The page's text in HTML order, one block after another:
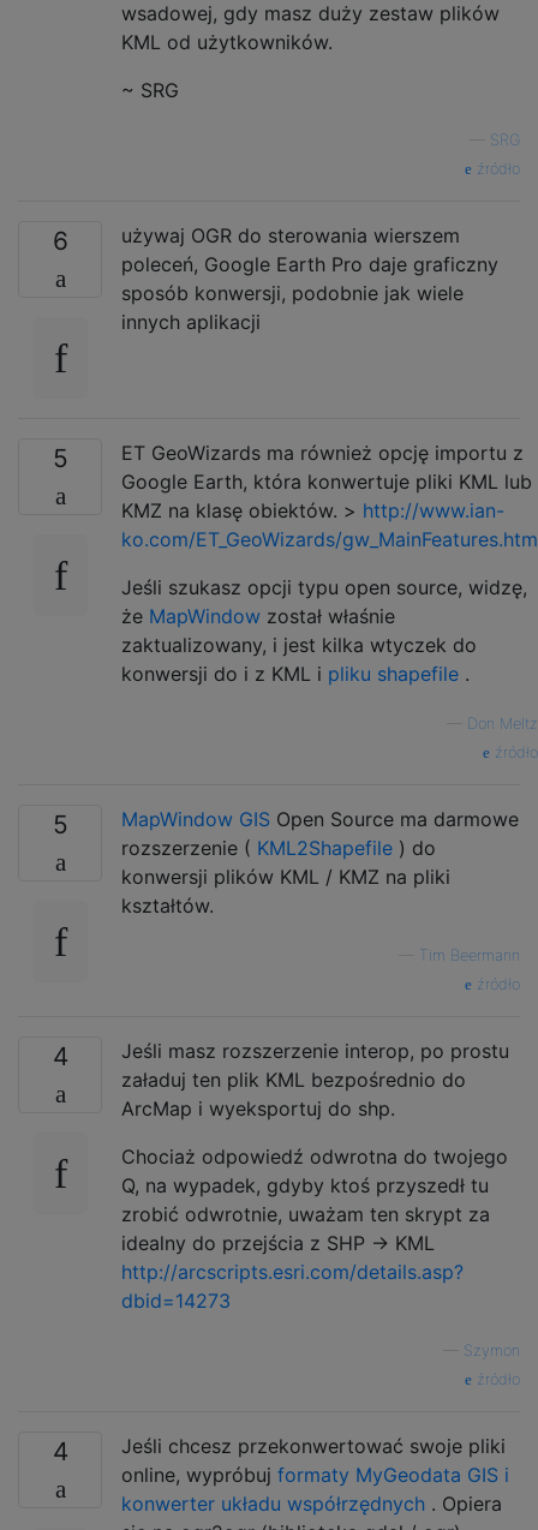
wsadowej, gdy masz duży zestaw plików
KML od użytkowników.
~ SRG
SRG
źródło
6
używaj OGR do sterowania wierszem
poleceń, Google Earth Pro daje graficzny
sposób konwersji, podobnie jak wiele
innych aplikacji
5
ET GeoWizards ma również opcję importu z
Google Earth, która konwertuje pliki KML lub
KMZ na klasę obiektów. > http://www.ian-
ko.com/ET_GeoWizards/gw_MainFeatures.htm
Jeśli szukasz opcji typu open source, widzę,
że MapWindow został właśnie
zaktualizowany, i jest kilka wtyczek do
konwersji do i z KML i pliku shapefile .
Don Meltz
źródło
5 MapWindow GIS Open Source ma darmowe
rozszerzenie ( KML2Shapefile ) do
konwersji plików KML / KMZ na pliki
kształtów.
Tim Beermann
źródło
4
Jeśli masz rozszerzenie interop, po prostu
załaduj ten plik KML bezpośrednio do
ArcMap i wyeksportuj do shp.
Chociaż odpowiedź odwrotna do twojego
Q, na wypadek, gdyby ktoś przyszedł tu
zrobić odwrotnie, uważam ten skrypt za
idealny do przejścia z SHP -> KML
http://arcscripts.esri.com/details.asp?
dbid=14273
Szymon
źródło
4
Jeśli chcesz przekonwertować swoje pliki
online, wypróbuj formaty MyGeodata GIS i
konwerter układu współrzędnych . Opiera